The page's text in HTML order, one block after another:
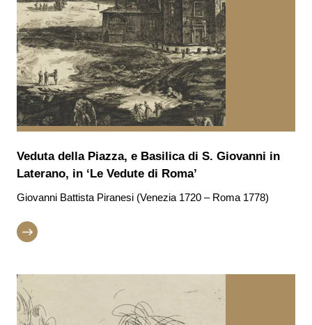
Veduta della Piazza, e Basilica di S. Giovanni in
Laterano, in ‘Le Vedute di Roma’
Giovanni Battista Piranesi (Venezia 1720 – Roma 1778)